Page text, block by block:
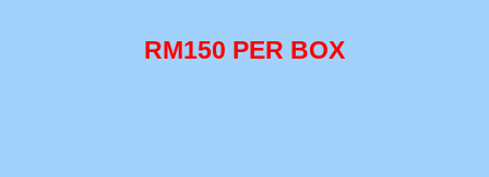
RM150 PER BOX